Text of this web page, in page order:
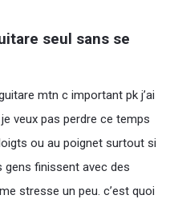
seul sans se
mtn c important pk j’ai
veux pas perdre ce temps
ou au poignet surtout si
gens finissent avec des
stresse un peu. c’est quoi